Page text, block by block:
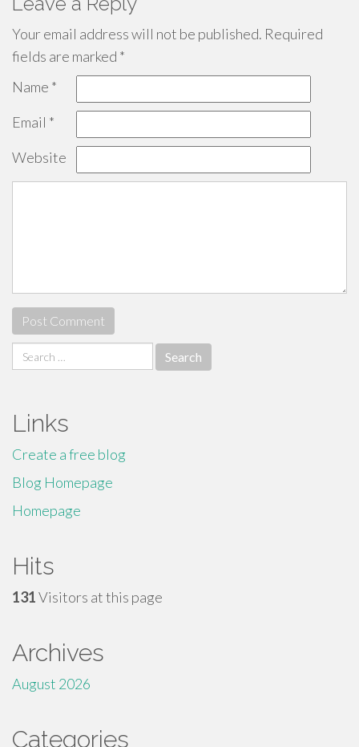
Your email address will not be published. Required
fields are marked *
Name *
Email *
Website
Search
for:
Links
Create a free blog
Blog Homepage
Homepage
Hits
131Visitors at this page
Archives
August 2026
Categories